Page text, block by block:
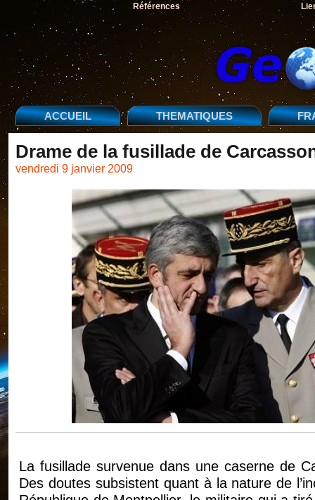
Références
ACCUEIL THEMATIQUES
Drame de la fusillade de
vendredi 9 janvier 2009
La fusillade survenue dans une caserne de
Des doutes subsistent quant à la nature de